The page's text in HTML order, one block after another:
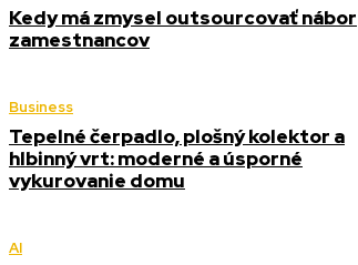
Kedy má zmysel outsourcovať nábor
zamestnancov
Business
Tepelné čerpadlo, plošný kolektor a
hlbinný vrt: moderné a úsporné
vykurovanie domu
AI